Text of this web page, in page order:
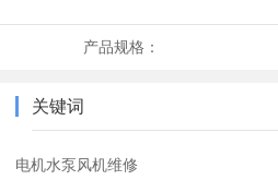
产品规格：
关键词
电机水泵风机维修